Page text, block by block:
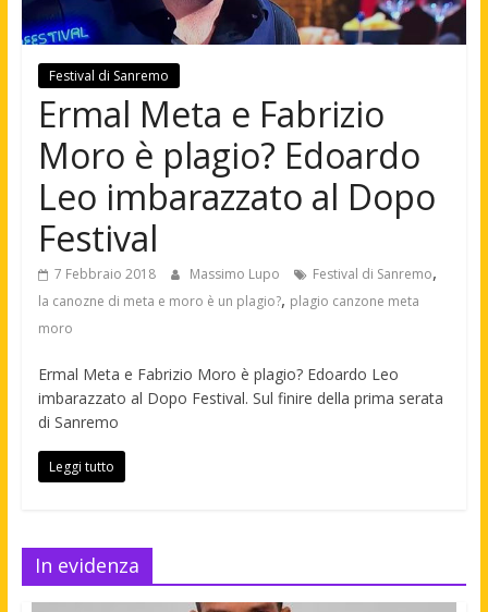
Festival di Sanremo
Ermal Meta e Fabrizio
Moro è plagio? Edoardo
Leo imbarazzato al Dopo
Festival
7 Febbraio 2018 Massimo Lupo Festival di Sanremo,
la canozne di meta e moro è un plagio?, plagio canzone meta
moro
Ermal Meta e Fabrizio Moro è plagio? Edoardo Leo
imbarazzato al Dopo Festival. Sul finire della prima serata
di Sanremo
Leggi tutto
In evidenza